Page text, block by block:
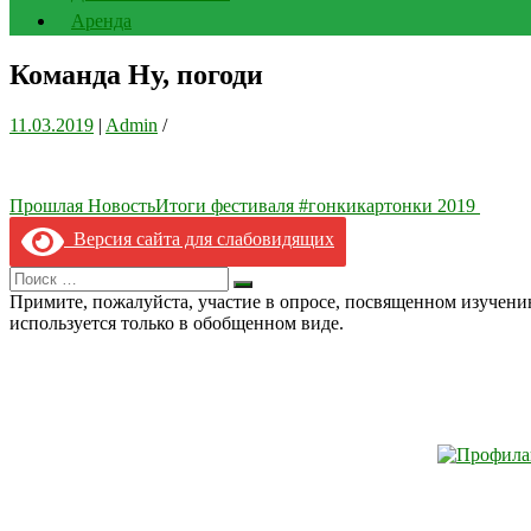
Аренда
Команда Ну, погоди
11.03.2019 | Admin /
Навигация
по
записям
Прошлая НовостьИтоги фестиваля #гонкикартонки 2019
Версия сайта для слабовидящих
Search
for:
Искать
Примите, пожалуйста, участие в опросе, посвященном
используется только в обобщенном виде.